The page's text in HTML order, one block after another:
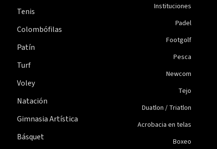
Tenis
Colombófilas
Patín
Turf
Voley
Natación
Gimnasia Artística
Básquet
Instituciones
Padel
Footgolf
Pesca
Newcom
Tejo
Duatlon / Triatlon
Acrobacia en telas
Boxeo